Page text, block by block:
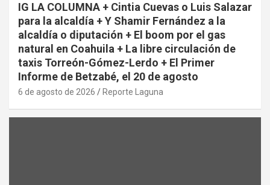
IG LA COLUMNA + Cintia Cuevas o Luis Salazar
para la alcaldía + Y Shamir Fernández a la
alcaldía o diputación + El boom por el gas
natural en Coahuila + La libre circulación de
taxis Torreón-Gómez-Lerdo + El Primer
Informe de Betzabé, el 20 de agosto
6 de agosto de 2026 Reporte Laguna